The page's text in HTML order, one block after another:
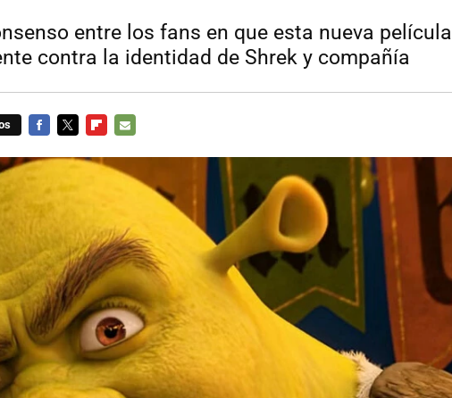
entre los fans en que esta nueva
contra la identidad de Shrek y compañía
MAIL